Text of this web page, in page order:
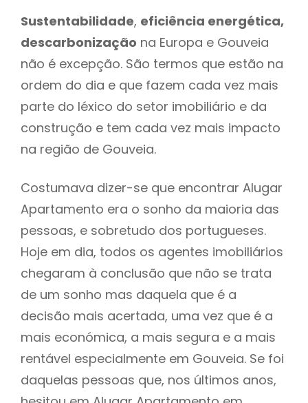
Sustentabilidade, eficiência energética,
descarbonização na Europa e Gouveia
não é excepção. São termos que estão na
ordem do dia e que fazem cada vez mais
parte do léxico do setor imobiliário e da
construção e tem cada vez mais impacto
na região de Gouveia.
Costumava dizer-se que encontrar Alugar
Apartamento era o sonho da maioria das
pessoas, e sobretudo dos portugueses.
Hoje em dia, todos os agentes imobiliários
chegaram à conclusão que não se trata
de um sonho mas daquela que é a
decisão mais acertada, uma vez que é a
mais económica, a mais segura e a mais
rentável especialmente em Gouveia. Se foi
daquelas pessoas que, nos últimos anos,